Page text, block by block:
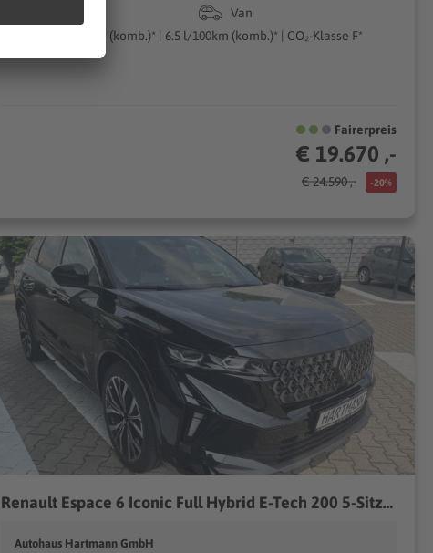
Van
171g CO₂/km (komb.)* | 6.5 l/100km (komb.)* | CO₂-Klasse F*
Fairerpreis
€ 19.670 ,-
€ 24.590 ,- -20%
Renault Espace 6 Iconic Full Hybrid E-Tech 200 5-Sitzer
Autohaus Hartmann GmbH